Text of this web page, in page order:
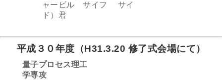
ャービル サイフ サイ
ド）君
平成３０年度（H31.3.20 修了式会場にて）
量子プロセス理工
学専攻